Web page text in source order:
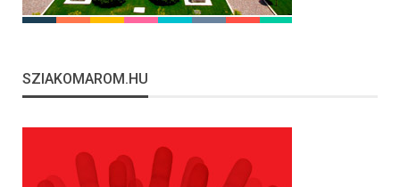
SZIAKOMAROM.HU